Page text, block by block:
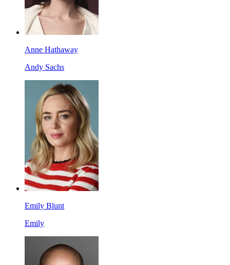
Anne Hathaway
Andy Sachs
Emily Blunt
Emily